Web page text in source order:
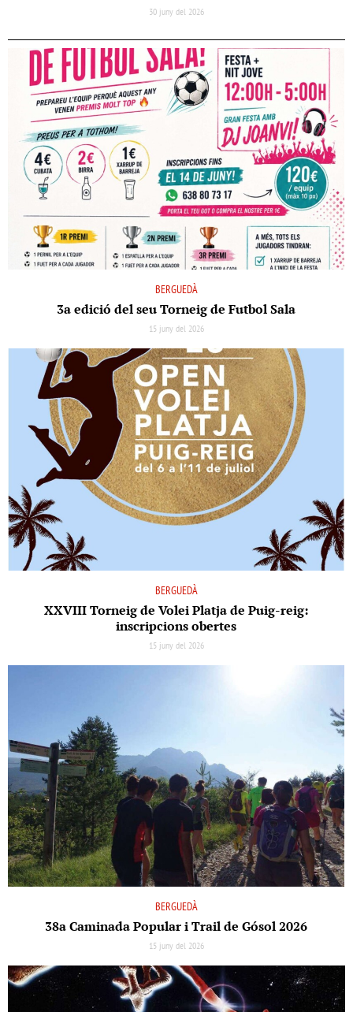
30 juny del 2026
BERGUEDÀ
3a edició del seu Torneig de Futbol Sala
15 juny del 2026
BERGUEDÀ
XXVIII Torneig de Volei Platja de Puig-reig:
inscripcions obertes
15 juny del 2026
BERGUEDÀ
38a Caminada Popular i Trail de Gósol 2026
15 juny del 2026